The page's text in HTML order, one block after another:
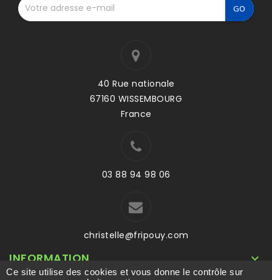
40 Rue nationale
67160 WISSEMBOURG
France
03 88 94 98 06
christelle@fripouy.com
INFORMATION 
Ce site utilise des cookies et vous donne le contrôle sur